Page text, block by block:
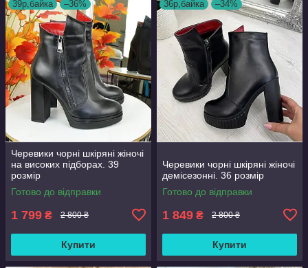
39р,байка –36%
Черевики чорні шкіряні жіночі
на високих підборах. 39
розмір
Готово до відправки
1 799 ₴ 2 800 ₴
Купити
36р,байка –34%
Черевики чорні шкіряні жіночі
демісезонні. 36 розмір
Готово до відправки
1 849 ₴ 2 800 ₴
Купити